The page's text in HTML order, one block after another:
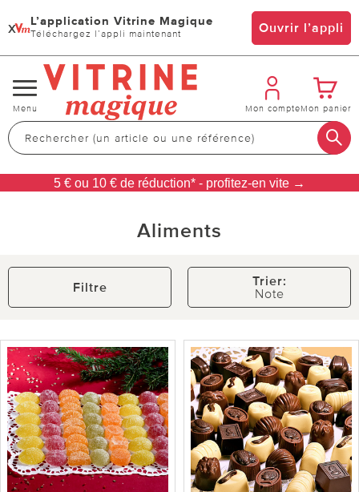
x L’application Vitrine Magique
Téléchargez l’appli maintenant Ouvrir l’appli
Changer
de
navigation
Menu Mon compteMon panier
5 € ou 10 € de réduction* - profitez-en vite →
Aliments
Filtre
Trier:
Note